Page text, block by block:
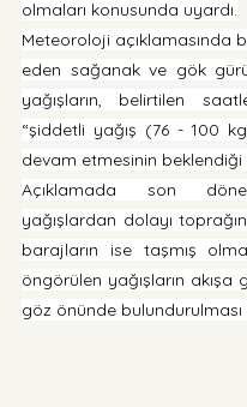
olmaları konusunda uyardı.
Meteoroloji açıklamasında
eden sağanak ve gök
yağışların, belirtilen
“şiddetli yağış (76 - 100
devam etmesinin beklendiği
Açıklamada son
yağışlardan dolayı
barajların ise taşmış
öngörülen yağışların akışa
göz önünde bulundurulması